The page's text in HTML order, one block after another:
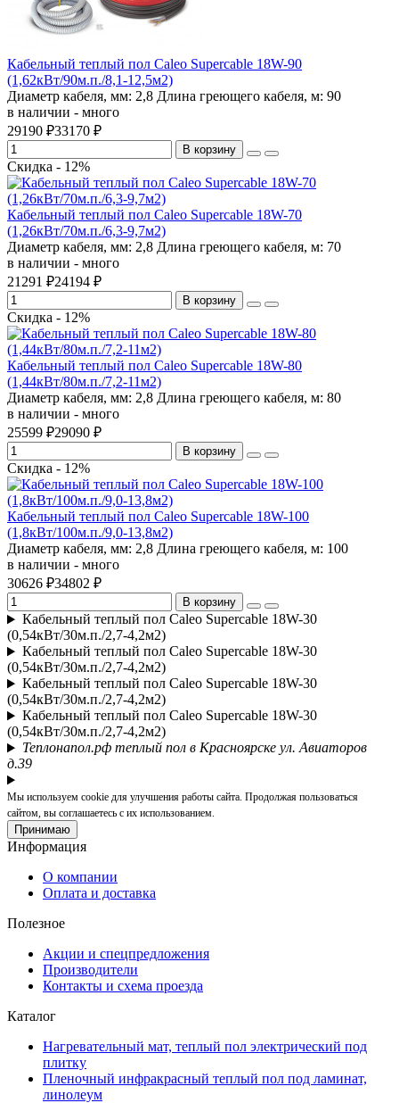
Кабельный теплый пол Caleo Supercable 18W-90
(1,62кВт/90м.п./8,1-12,5м2)
Диаметр кабеля, мм: 2,8 Длина греющего кабеля, м: 90
в наличии - много
29190 ₽33170 ₽
В корзину
Скидка - 12%
Кабельный теплый пол Caleo Supercable 18W-70
(1,26кВт/70м.п./6,3-9,7м2)
Диаметр кабеля, мм: 2,8 Длина греющего кабеля, м: 70
в наличии - много
21291 ₽24194 ₽
В корзину
Скидка - 12%
Кабельный теплый пол Caleo Supercable 18W-80
(1,44кВт/80м.п./7,2-11м2)
Диаметр кабеля, мм: 2,8 Длина греющего кабеля, м: 80
в наличии - много
25599 ₽29090 ₽
В корзину
Скидка - 12%
Кабельный теплый пол Caleo Supercable 18W-100
(1,8кВт/100м.п./9,0-13,8м2)
Диаметр кабеля, мм: 2,8 Длина греющего кабеля, м: 100
в наличии - много
30626 ₽34802 ₽
В корзину
Кабельный теплый пол Caleo Supercable 18W-30
(0,54кВт/30м.п./2,7-4,2м2)
Кабельный теплый пол Caleo Supercable 18W-30
(0,54кВт/30м.п./2,7-4,2м2)
Кабельный теплый пол Caleo Supercable 18W-30
(0,54кВт/30м.п./2,7-4,2м2)
Кабельный теплый пол Caleo Supercable 18W-30
(0,54кВт/30м.п./2,7-4,2м2)
Теплонапол.рф теплый пол в Красноярске ул. Авиаторов
д.39
Мы используем cookie для улучшения работы сайта. Продолжая пользоваться
сайтом, вы соглашаетесь с их использованием.
Принимаю
Информация
О компании
Оплата и доставка
Полезное
Акции и спецпредложения
Производители
Контакты и схема проезда
Каталог
Нагревательный мат, теплый пол электрический под
плитку
Пленочный инфракрасный теплый пол под ламинат,
линолеум